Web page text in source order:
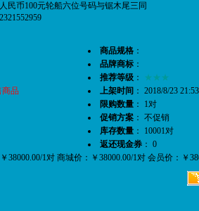
币100元轮船六位号码与锯木尾三同
商品
商品规格 ：
品牌商标 ：
推荐等级 ：
★★★
上架时间 ： 2018/8/23
限购数量 ： 1对
促销方案 ： 不促销
库存数量 ： 10001对
返还现金券 ： 0
38000.00/1对 商城价：￥38000.00/1对 会员价：￥